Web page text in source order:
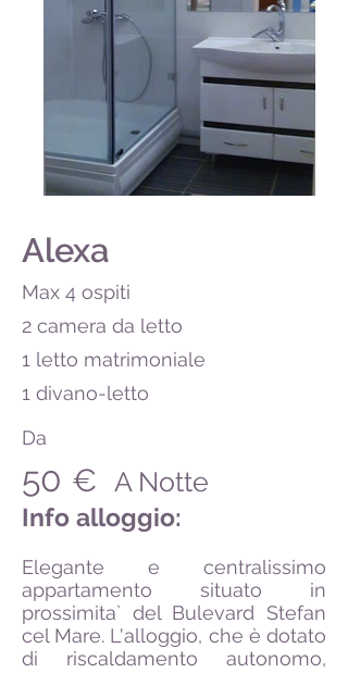
Alexa
Max 4 ospiti
2 camera da letto
1 letto matrimoniale
1 divano-letto
Da
50 € A Notte
Info alloggio:
Elegante e centralissimo
appartamento situato in
prossimita` del Bulevard Stefan
cel Mare. L'alloggio, che è dotato
di riscaldamento autonomo,